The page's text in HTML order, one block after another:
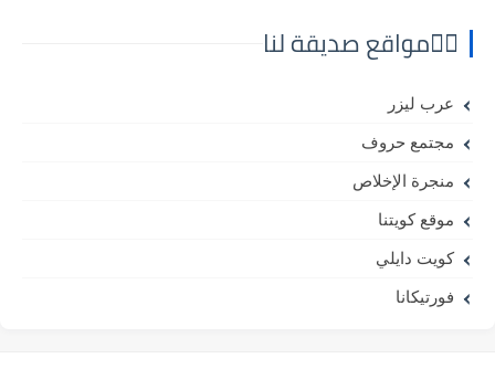
⛓️‍💥مواقع صديقة لنا
عرب ليزر
مجتمع حروف
منجرة الإخلاص
موقع كويتنا
كويت دايلي
فورتيكانا